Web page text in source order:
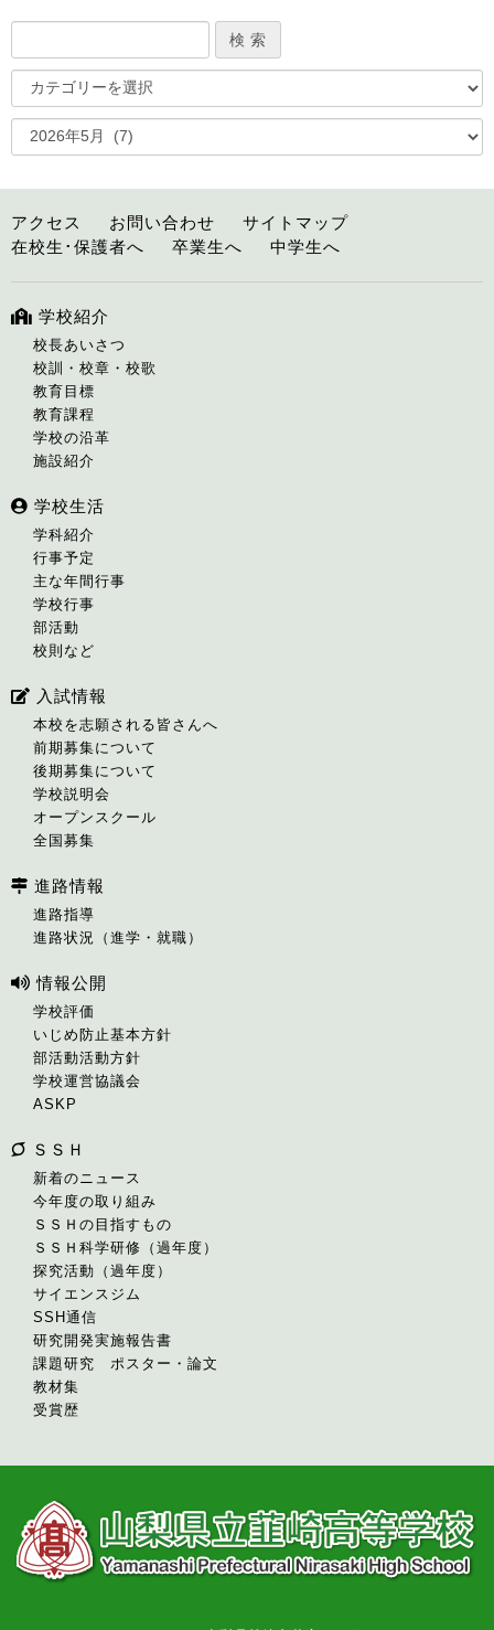
アクセス お問い合わせ
サイトマップ
在校生･保護者へ
卒業生へ 中学生へ
学校紹介
校長あいさつ
校訓・校章・校歌
教育目標
教育課程
学校の沿革
施設紹介
学校生活
学科紹介
行事予定
主な年間行事
学校行事
部活動
校則など
入試情報
本校を志願される皆さんへ
前期募集について
後期募集について
学校説明会
オープンスクール
全国募集
進路情報
進路指導
進路状況（進学・就職）
情報公開
学校評価
いじめ防止基本方針
部活動活動方針
学校運営協議会
ASKP
ＳＳＨ
新着のニュース
今年度の取り組み
ＳＳＨの目指すもの
ＳＳＨ科学研修（過年度）
探究活動（過年度）
サイエンスジム
SSH通信
研究開発実施報告書
課題研究 ポスター・論文
教材集
受賞歴